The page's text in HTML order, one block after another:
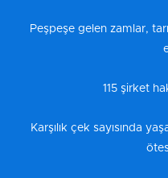
Peşpeşe gelen zamlar,
115 şirket
Karşılık çek sayısında